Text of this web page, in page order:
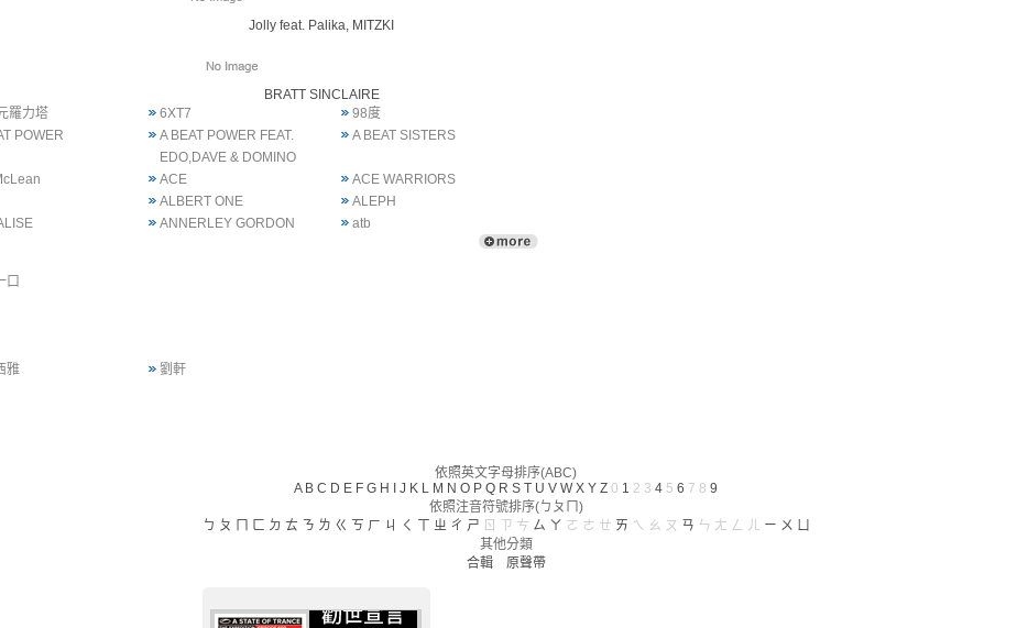
Jolly feat. Palika, MITZKI
BRATT SINCLAIRE
羅力塔
6XT7
98度
POWER
A BEAT POWER FEAT.
EDO,DAVE & DOMINO
A BEAT SISTERS
ACE
ACE WARRIORS
ALBERT ONE
ALEPH
ANNERLEY GORDON atb
口
雅 劉軒
依照英文字母排序(ABC)
A B C D E F G H J K L M N O P Q R S T U V W X Y Z 0 1 2 3 4 5 6 7 8 9
依照注音符號排序(ㄅㄆㄇ)
ㄅ ㄆ ㄈ ㄉ ㄊ ㄋ ㄌ ㄍ ㄎ ㄏ ㄐ ㄑ ㄓ ㄔ ㄕ ㄖ ㄗ ㄘ ㄙ ㄚ ㄛ ㄜ ㄝ ㄞ ㄟ ㄠ ㄡ ㄢ ㄣ ㄤ ㄥ ㄦ ㄧ ㄨ ㄩ
其他分類
合輯
原聲帶